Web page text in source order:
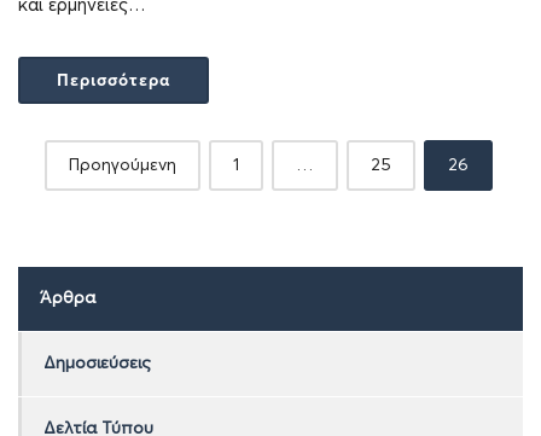
και ερμηνείες…
Περισσότερα
Posts
navigation
Προηγούμενη 1 … 25 26
Άρθρα
Δημοσιεύσεις
Δελτία Τύπου